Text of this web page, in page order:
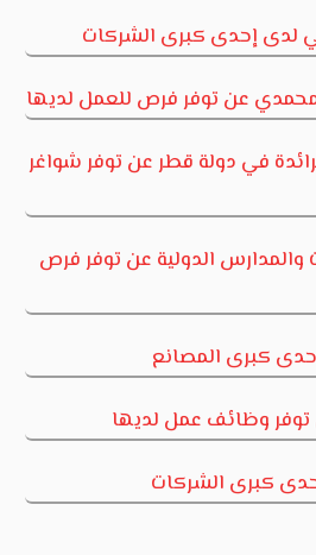
لدى إحدى كبرى الشركات
عن توفر فرص للعمل لديها
في دولة قطر عن توفر شواغر
والمدارس الدولية عن توفر فرص
كبرى المصانع
وظائف عمل لديها
كبرى الشركات